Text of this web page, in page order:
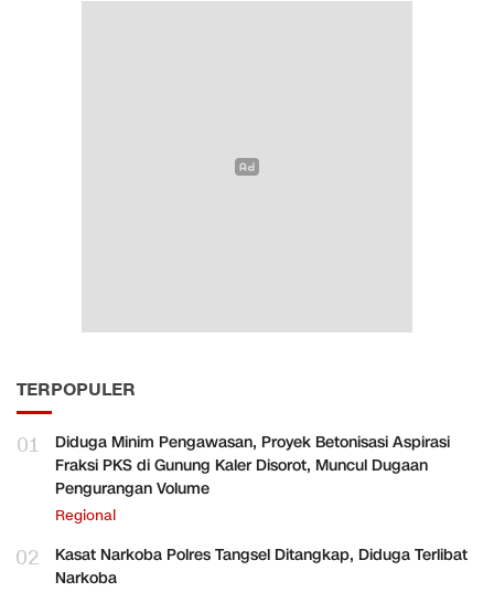
TERPOPULER
01
Diduga Minim Pengawasan, Proyek Betonisasi Aspirasi
Fraksi PKS di Gunung Kaler Disorot, Muncul Dugaan
Pengurangan Volume
Regional
02
Kasat Narkoba Polres Tangsel Ditangkap, Diduga Terlibat
Narkoba